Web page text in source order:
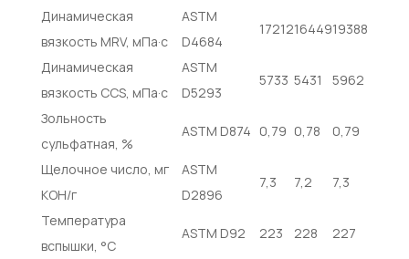
Динамическая
вязкость MRV, мПа·с
ASTM
D4684
172121644919388
Динамическая
вязкость CCS, мПа·с
ASTM
D5293
5733 5431 5962
Зольность
сульфатная, %
ASTM D874 0,79 0,78 0,79
Щелочное число, мг
KOH/г
ASTM
D2896
7,3 7,2 7,3
Температура
вспышки, °C
ASTM D92 223 228 227